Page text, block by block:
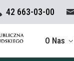
42 663-03-00
O Nas